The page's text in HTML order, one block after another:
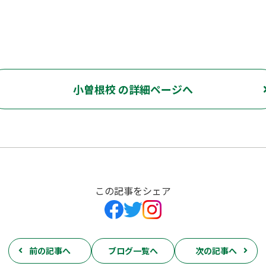
小曽根校 の詳細ページへ
この記事をシェア
前の記事へ ブログ一覧へ 次の記事へ